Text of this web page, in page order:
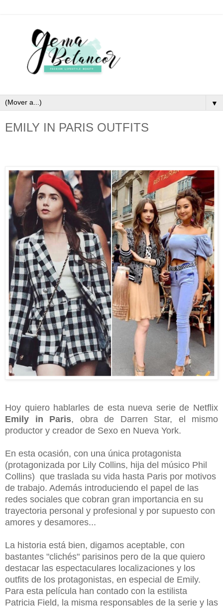
▼
EMILY IN PARIS OUTFITS
Hoy quiero hablarles de esta nueva serie de Netflix
Emily in Paris, obra de Darren Star, el mismo
productor y creador de Sexo en Nueva York.
En esta ocasión, con una única protagonista
(protagonizada por Lily Collins, hija del músico Phil
Collins) que traslada su vida hasta Paris por motivos
de trabajo. Además introduciendo el papel de las
redes sociales que cobran gran importancia en su
trayectoria personal y profesional y por supuesto con
amores y desamores...
La historia está bien, digamos aceptable, con
bastantes "clichés" parisinos pero de la que quiero
destacar las espectaculares localizaciones y los
outfits de los protagonistas, en especial de Emily.
Para esta película han contado con la estilista
Patricia Field, la misma responsables de la serie y las